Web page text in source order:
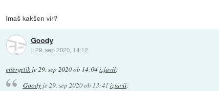
Imaš kakšen vir?
Goody
::29. sep 2020, 14:12
energetik je 29. sep 2020 ob 14:04izjavil:
Goodyje29. sep 2020 ob 13:41 izjavil: